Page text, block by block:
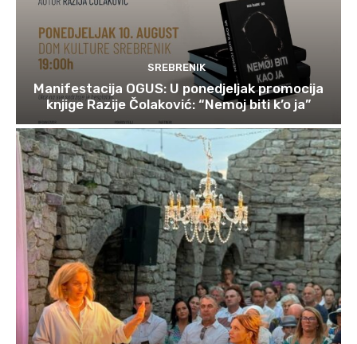
SREBRENIK
Manifestacija OGUS: U ponedjeljak promocija
knjige Razije Čolaković: “Nemoj biti k’o ja”